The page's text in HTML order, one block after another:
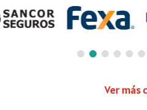
Ver más